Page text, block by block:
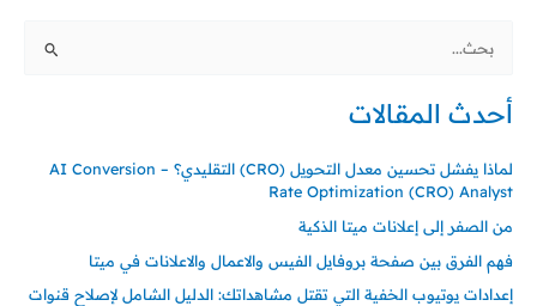
البحث
أحدث المقالات
لماذا يفشل تحسين معدل التحويل (CRO) التقليدي؟ – AI Conversion
Rate Optimization (CRO) Analyst
من الصفر إلى إعلانات ميتا الذكية
فهم الفرق بين صفحة بروفايل الفيس والاعمال والاعلانات في ميتا
إعدادات يوتيوب الخفية التي تقتل مشاهداتك: الدليل الشامل لإصلاح قنوات